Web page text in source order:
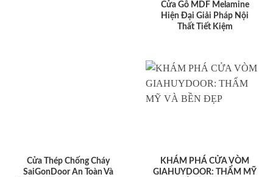
Cửa Gỗ MDF Melamine
Hiện Đại Giải Pháp Nội
Thất Tiết Kiệm
Cửa Thép Chống Cháy
SaiGonDoor An Toàn Và
KHÁM PHÁ CỬA VÒM
GIAHUYDOOR: THẨM MỸ